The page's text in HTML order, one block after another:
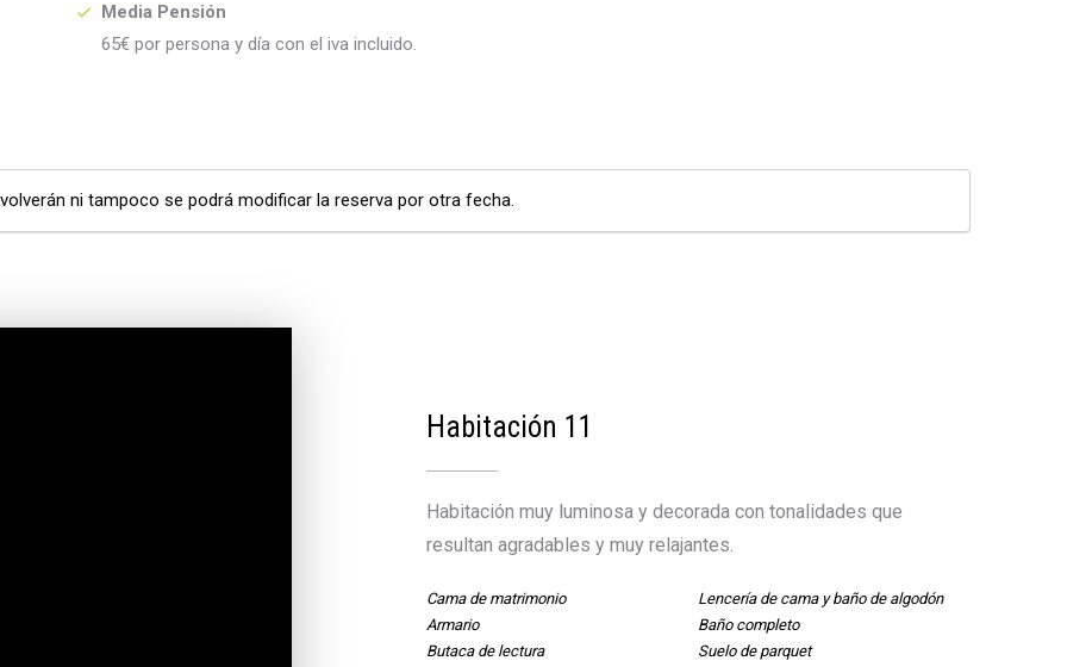
Media Pensión
65€ por persona y día con el iva incluido.
ni tampoco se podrá modificar la reserva por otra fecha.
Habitación 11
Habitación muy luminosa y decorada con tonalidades que
resultan agradables y muy relajantes.
Cama de matrimonio
Lencería de cama y baño de algodón
Armario
Baño completo
Butaca de lectura
Suelo de parquet